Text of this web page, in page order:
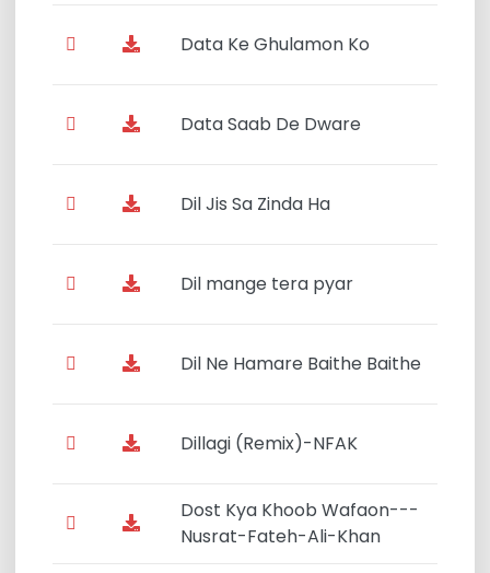
Data Ke Ghulamon Ko
Data Saab De Dware
Dil Jis Sa Zinda Ha
Dil mange tera pyar
Dil Ne Hamare Baithe Baithe
Dillagi (Remix)-NFAK
Dost Kya Khoob Wafaon---
Nusrat-Fateh-Ali-Khan